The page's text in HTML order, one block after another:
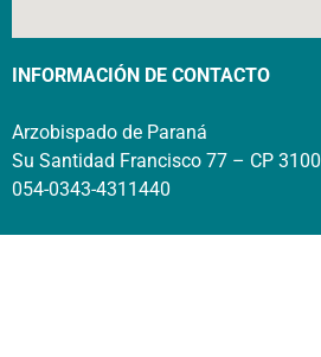
INFORMACIÓN DE CONTACTO
Arzobispado de Paraná
Su Santidad Francisco 77 – CP 3100
054-0343-4311440